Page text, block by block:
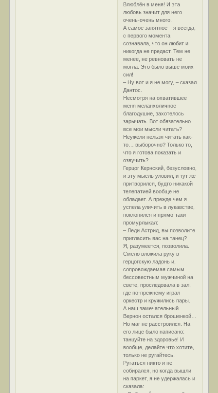
Влюблён в меня! И эта
любовь значит для него
очень-очень много.
А самое занятное – я всегда,
с первого момента
сознавала, что он любит и
никогда не предаст. Тем не
менее, не ревновать не
могла. Это было выше моих
сил!
– Ну вот и я не могу, – сказал
Дантос.
Несмотря на охватившее
меня меланхоличное
благодушие, захотелось
зарычать. Вот обязательно
все мои мысли читать?
Неужели нельзя читать как-
то… выборочно? Только то,
что я готова показать и
озвучить?
Герцог Кернский, безусловно,
и эту мысль уловил, и тут же
притворился, будто никакой
телепатией вообще не
обладает. А прежде чем я
успела уличить в лукавстве,
поклонился и прямо-таки
промурлыкал:
– Леди Астрид, вы позволите
пригласить вас на танец?
Я, разумеется, позволила.
Смело вложила руку в
герцогскую ладонь и,
сопровождаемая самым
бессовестным мужчиной на
свете, проследовала в зал,
где по-прежнему играл
оркестр и кружились пары.
А наш замечательный
Вернон остался брошенкой…
Но маг не расстроился. На
его лице было написано:
танцуйте на здоровье! И
вообще, делайте что хотите,
только не ругайтесь.
Ругаться никто и не
собирался, но когда вышли
на паркет, я не удержалась и
сказала: